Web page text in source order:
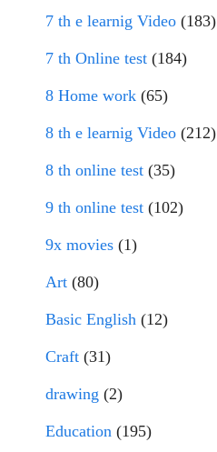
7 th e learnig Video (183)
7 th Online test (184)
8 Home work (65)
8 th e learnig Video (212)
8 th online test (35)
9 th online test (102)
9x movies (1)
Art (80)
Basic English (12)
Craft (31)
drawing (2)
Education (195)